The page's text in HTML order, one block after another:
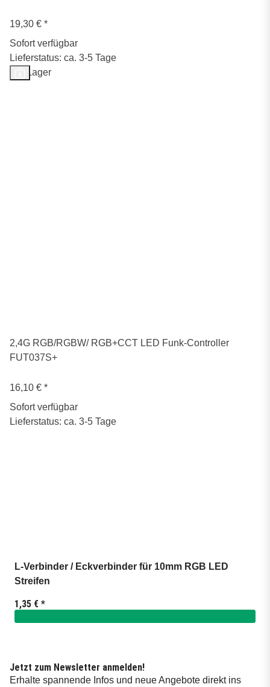
19,30 € *
Sofort verfügbar
Lieferstatus: ca. 3-5 Tage
Auf Lager
2,4G RGB/RGBW/ RGB+CCT LED Funk-Controller
FUT037S+
16,10 € *
Sofort verfügbar
Lieferstatus: ca. 3-5 Tage
L-Verbinder / Eckverbinder für 10mm RGB LED
Streifen
1,35 € *
Jetzt zum Newsletter anmelden!
Erhalte spannende Infos und neue Angebote direkt ins